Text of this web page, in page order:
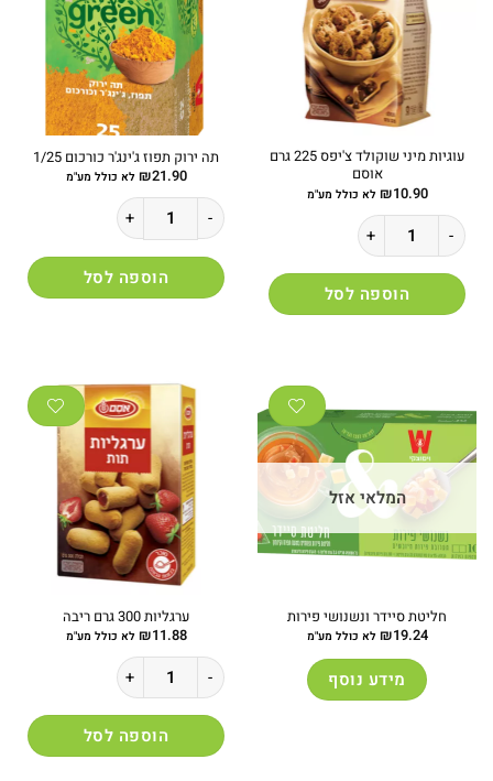
עוגיות מיני שוקולד צ'יפס 225 גרם
אוסם
₪10.90 לא כולל מע"מ
כמות של עוגיות מיני שוקולד צ'יפס 225 גרם אוסם
הוספה לסל
תה ירוק תפוז ג'ינג'ר כורכום 1/25
₪21.90 לא כולל מע"מ
כמות של תה ירוק תפוז ג'ינג'ר כורכום 1/25
הוספה לסל
המלאי אזל
חליטת סיידר ונשנושי פירות
₪19.24 לא כולל מע"מ
מידע נוסף
ערגליות 300 גרם ריבה
₪11.88 לא כולל מע"מ
כמות של ערגליות 300 גרם ריבה
הוספה לסל